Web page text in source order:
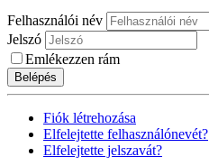
Felhasználói név
Jelszó
Emlékezzen rám
Belépés
Fiók létrehozása
Elfelejtette felhasználónevét?
Elfelejtette jelszavát?